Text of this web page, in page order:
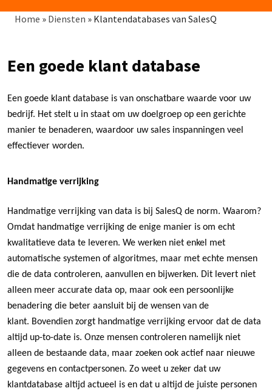
Kruimelpad
Home » Diensten » Klantendatabases van SalesQ
Een goede klant database
Een goede klant database is van onschatbare waarde voor uw
bedrijf. Het stelt u in staat om uw doelgroep op een gerichte
manier te benaderen, waardoor uw sales inspanningen veel
effectiever worden.
Handmatige verrijking
Handmatige verrijking van data is bij SalesQ de norm. Waarom?
Omdat handmatige verrijking de enige manier is om echt
kwalitatieve data te leveren. We werken niet enkel met
automatische systemen of algoritmes, maar met echte mensen
die de data controleren, aanvullen en bijwerken. Dit levert niet
alleen meer accurate data op, maar ook een persoonlijke
benadering die beter aansluit bij de wensen van de
klant. Bovendien zorgt handmatige verrijking ervoor dat de data
altijd up-to-date is. Onze mensen controleren namelijk niet
alleen de bestaande data, maar zoeken ook actief naar nieuwe
gegevens en contactpersonen. Zo weet u zeker dat uw
klantdatabase altijd actueel is en dat u altijd de juiste personen